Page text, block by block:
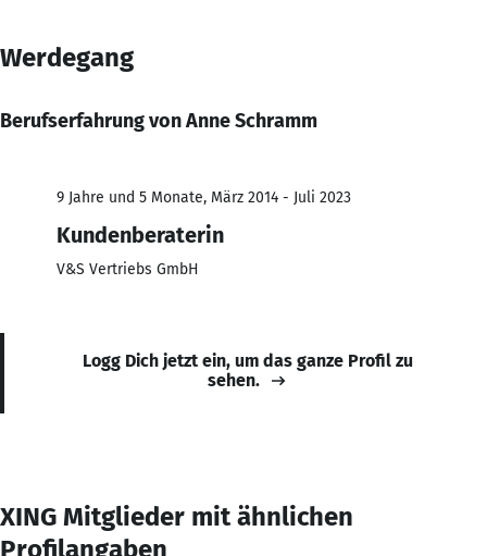
Werdegang
Berufserfahrung von Anne Schramm
9 Jahre und 5 Monate, März 2014 - Juli 2023
Kundenberaterin
V&S Vertriebs GmbH
Logg Dich jetzt ein, um das ganze Profil zu
sehen.
XING Mitglieder mit ähnlichen
Profilangaben